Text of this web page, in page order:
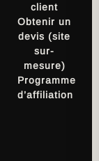
client
Obtenir un
devis (site
sur-
mesure)
Programme
d’affiliation